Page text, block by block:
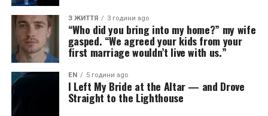
З ЖИТТЯ 3 години ago
“Who did you bring into my home?” my wife
gasped. “We agreed your kids from your
first marriage wouldn’t live with us.”
EN 5 години ago
I Left My Bride at the Altar — and Drove
Straight to the Lighthouse